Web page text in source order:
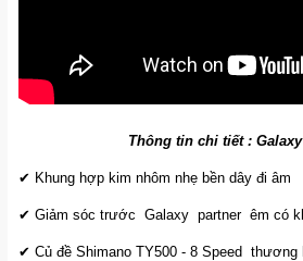
Thông tin chi tiết :
✔ Khung hợp kim nhôm nhẹ bền dây đi âm
✔ Giảm sóc trước Galaxy partner êm có
✔ Củ đề Shimano TY500 - 8 Speed thương